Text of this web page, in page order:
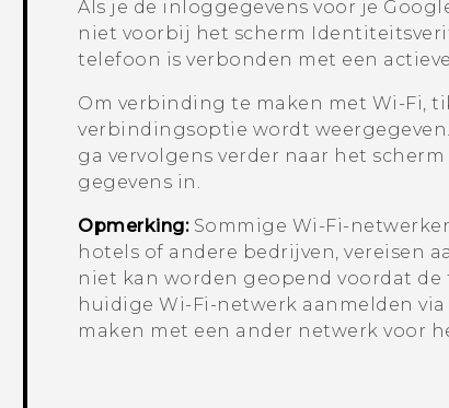
Als je de inloggegevens voor je
niet voorbij het scherm
telefoon is verbonden met een
Om verbinding te maken met Wi‍-Fi,
verbindingsoptie wordt
ga vervolgens verder naar het scherm
gegevens in.
Opmerking:Sommige Wi‍-Fi-
hotels of andere bedrijven, vereisen
niet kan worden geopend voordat
huidigeWi‍-Fi -netwerk aanmelden
maken met een ander netwerk voor